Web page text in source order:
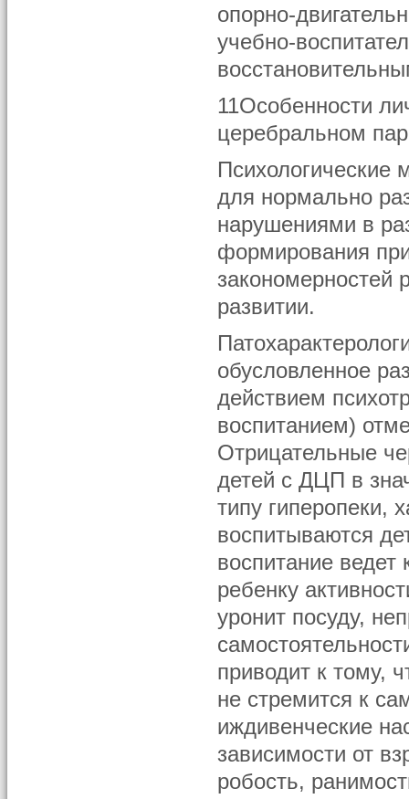
опорно-
учебно-
11Особенности
церебральном
для нормально
нарушениями в
формирования
закономерностей
развитии.
обусловленное
действием
воспитанием)
Отрицательные
детей с ДЦП в
типу гиперопеки,
воспитываются
воспитание ведет
ребенку
уронит посуду,
приводит к тому,
не стремится к
иждивенческие
зависимости от
робость,